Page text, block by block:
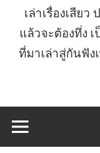
เล่าเรื่องเสีย
แล้วจะต้องทึ่ง
ที่มาเล่าสู่กันฟัง